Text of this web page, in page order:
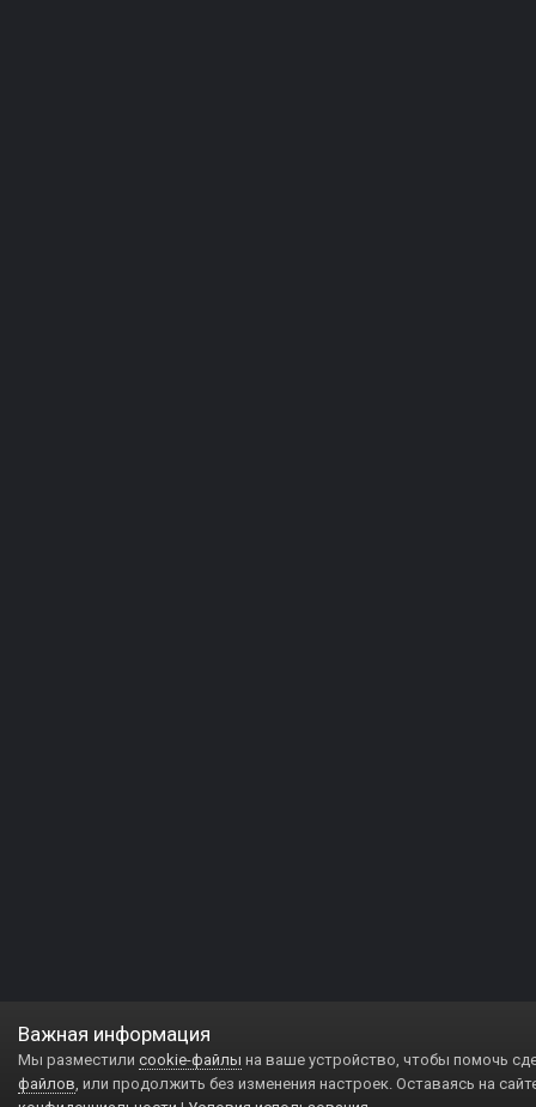
Важная информация
Мы разместили cookie-файлы на ваше устройство, чтобы помочь
файлов, или продолжить без изменения настроек. Оставаясь на